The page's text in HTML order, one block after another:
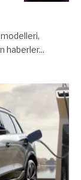
haberler...